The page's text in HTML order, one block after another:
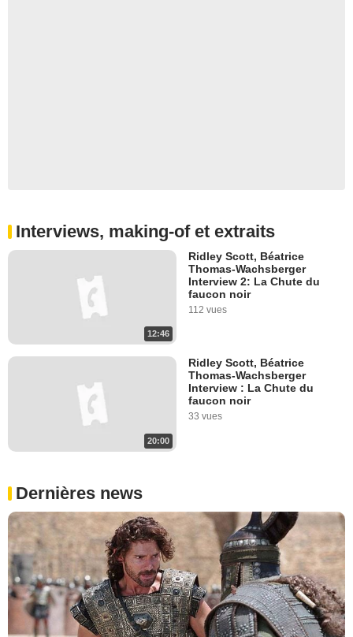
Interviews, making-of et extraits
12:46
Ridley Scott, Béatrice
Thomas-Wachsberger
Interview 2: La Chute du
faucon noir
112 vues
20:00
Ridley Scott, Béatrice
Thomas-Wachsberger
Interview : La Chute du
faucon noir
33 vues
Dernières news